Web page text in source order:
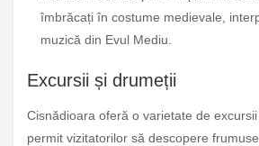
îmbrăcați în costume medievale,
muzică din Evul Mediu.
Excursii și drumeții
Cisnădioara oferă o varietate de
permit vizitatorilor să descopere